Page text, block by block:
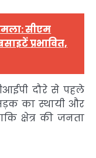
सीएम
प्रभावित,
दौरे से पहले
का स्थायी और
क्षेत्र की जनता